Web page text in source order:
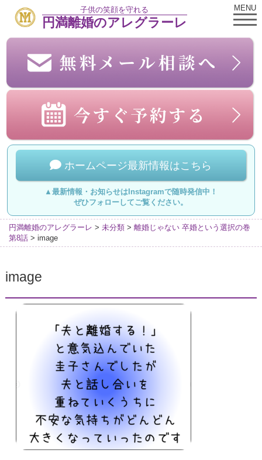
子供の笑顔を守れる
円満離婚のアレグラーレ
MENU
ホームページ最新情報はこちら
▲最新情報・お知らせはInstagramで随時発信中！
ぜひフォローしてご覧ください。
円満離婚のアレグラーレ > 未分類 > 離婚じゃない 卒婚という選択の巻
第8話 > image
image